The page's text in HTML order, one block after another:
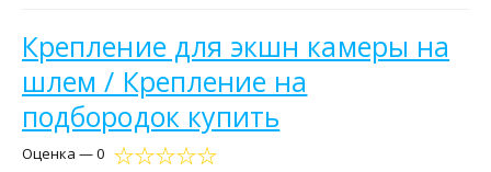
Крепление для экшн камеры на
шлем / Крепление на
подбородок купить
Оценка — 0